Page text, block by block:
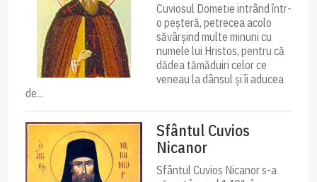
Cuviosul Dometie intrând într-
o peșteră, petrecea acolo
săvârșind multe minuni cu
numele lui Hristos, pentru că
dădea tămăduiri celor ce
veneau la dânsul și îi aducea
de...
Sfântul Cuvios
Nicanor
Sfântul Cuvios Nicanor s-a